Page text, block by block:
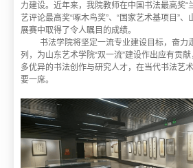
力建设。近年来，我院教师在中国书法最高奖“
艺评论最高奖“啄木鸟奖”、“国家艺术基项目”、
展赛中取得了令人瞩目的成绩。
书法学院将坚定一流专业建设目标，奋力
列，为山东艺术学院“双一流”建设作出应有贡
多优异的书法创作与研究人才，在当代书法艺
要一席。